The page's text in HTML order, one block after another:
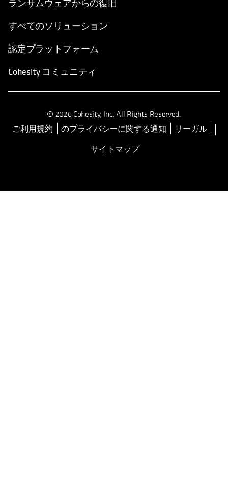
ランサムウェアからの復旧
すべてのソリューション
認定プラットフォーム
Cohesity コミュニティ
© 2026 Cohesity, Inc. All Rights Reserved.
ご利用規約 新しいタブで開く
のプライバシーに関する通知
リーガル
サイトマップ